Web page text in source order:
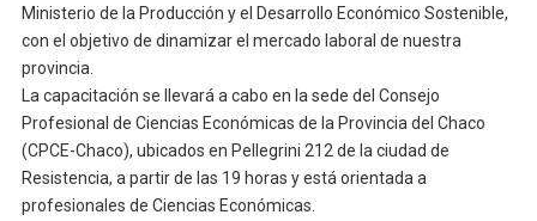
Ministerio de la Producción y el Desarrollo Económico Sostenible,
con el objetivo de dinamizar el mercado laboral de nuestra
provincia.
La capacitación se llevará a cabo en la sede del Consejo
Profesional de Ciencias Económicas de la Provincia del Chaco
(CPCE-Chaco), ubicados en Pellegrini 212 de la ciudad de
Resistencia, a partir de las 19 horas y está orientada a
profesionales de Ciencias Económicas.